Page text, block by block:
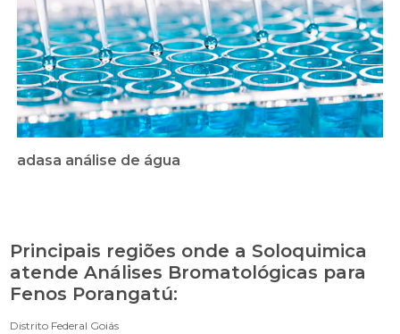
adasa análise de água
Principais regiões onde a Soloquimica
atende Análises Bromatológicas para
Fenos Porangatú:
Distrito Federal Goiás